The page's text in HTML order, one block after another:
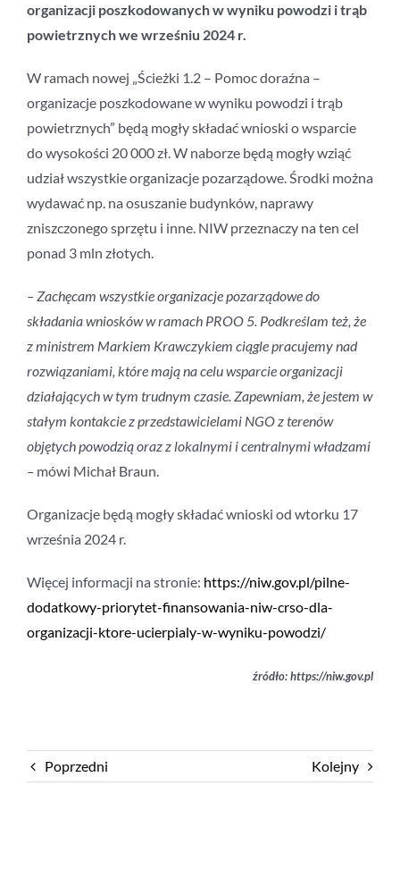
organizacji poszkodowanych w wyniku powodzi i trąb
powietrznych we wrześniu 2024 r.
W ramach nowej „Ścieżki 1.2 – Pomoc doraźna –
organizacje poszkodowane w wyniku powodzi i trąb
powietrznych” będą mogły składać wnioski o wsparcie
do wysokości 20 000 zł. W naborze będą mogły wziąć
udział wszystkie organizacje pozarządowe. Środki można
wydawać np. na osuszanie budynków, naprawy
zniszczonego sprzętu i inne. NIW przeznaczy na ten cel
ponad 3 mln złotych.
– Zachęcam wszystkie organizacje pozarządowe do
składania wniosków w ramach PROO 5. Podkreślam też, że
z ministrem Markiem Krawczykiem ciągle pracujemy nad
rozwiązaniami, które mają na celu wsparcie organizacji
działających w tym trudnym czasie. Zapewniam, że jestem w
stałym kontakcie z przedstawicielami NGO z terenów
objętych powodzią oraz z lokalnymi i centralnymi władzami
– mówi Michał Braun.
Organizacje będą mogły składać wnioski od wtorku 17
września 2024 r.
Więcej informacji na stronie: https://niw.gov.pl/pilne-
dodatkowy-priorytet-finansowania-niw-crso-dla-
organizacji-ktore-ucierpialy-w-wyniku-powodzi/
źródło: https://niw.gov.pl
Poprzedni Kolejny